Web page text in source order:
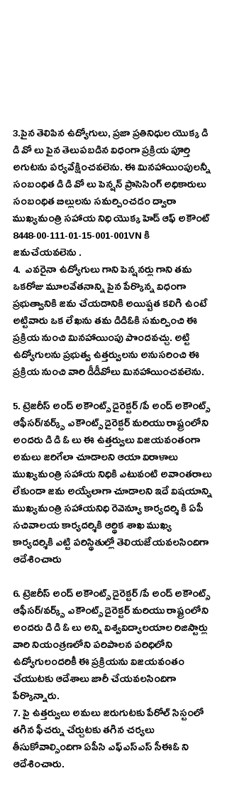
3.పైన తెలిపిన ఉద్యోగులు, ప్రజా ప్రతినిధుల యొక్క డి
డి వో లు పైన తెలుపబడిన విధంగా ప్రక్రియ పూర్తి
అగుటను పర్యవేక్షించవలెను. ఈ మినహాయింపులన్నీ
సంబంధిత డి డి వో లు పెన్షన్ ప్రాసెసింగ్ అధికారులు
సంబంధిత బిల్లులను సమర్పించడం ద్వారా
ముఖ్యమంత్రి సహాయ నిధి యొక్క హెడ్ ఆఫ్ అకౌంట్
8448-00-111-01-15-001-001VN కి
జమచేయవలెను .
4.  ఎవరైనా ఉద్యోగులు గాని పెన్షనర్లు గాని తమ
ఒకరోజు మూలవేతనాన్ని పైన పేర్కొన్న విధంగా
ప్రభుత్వానికి జమ చేయడానికి అయిష్టత కలిగి ఉంటే
అట్టివారు ఒక లేఖను తమ డిడిఓకి సమర్పించి ఈ
ప్రక్రియ నుంచి మినహాయింపు పొందవచ్చు. అట్టి
ఉద్యోగులను ప్రభుత్వ ఉత్తర్వులను అనుసరించి ఈ
ప్రక్రియ నుంచి వారి డీడీవోలు మినహాయించవలెను.
5. ట్రెజరీస్ అండ్ అకౌంట్స్ డైరెక్టర్ /పే అండ్ అకౌంట్స్
ఆఫీసర్/వర్క్స్ ఎకౌంట్స్ డైరెక్టర్ మరియు రాష్ట్రంలోని
అందరు డి డి ఓ లు ఈ ఉత్తర్వులు విజయవంతంగా
అమలు జరిగేలా చూడాలని ఆయా విరాళాలు
ముఖ్యమంత్రి సహాయ నిధికి ఎటువంటి అవాంతరాలు
లేకుండా జమ అయ్యేలాగా చూడాలని ఇదే విషయాన్ని
ముఖ్యమంత్రి సహాయనిధి రెవెన్యూ కార్యదర్శి కి ఏపీ
సచివాలయ కార్యదర్శికి ఆర్థిక శాఖ ముఖ్య
కార్యదర్శికి ఎట్టి పరిస్థితుల్లో తెలియజేయవలసిందిగా
ఆదేశించారు
6. ట్రెజరీస్ అండ్ అకౌంట్స్ డైరెక్టర్ /పే అండ్ అకౌంట్స్
ఆఫీసర్/వర్క్స్ ఎకౌంట్స్ డైరెక్టర్ మరియు రాష్ట్రంలోని
అందరు డి డి ఓ లు అన్ని విశ్వవిద్యాలయాల రిజిస్టార్లు
వారి నియంత్రణలోని పరిపాలన పరిధిలోని
ఉద్యోగులందరికీ ఈ ప్రక్రియను విజయవంతం
చేయుటకు ఆదేశాలు జారీ చేయవలసిందిగా
పేర్కొన్నారు.
7. పై ఉత్తర్వులు అమలు జరుగుటకు పేరోల్ సిస్టంలో
తగిన ఫీచర్ను చేర్చుటకు తగిన చర్యలు
తీసుకోవాల్సిందిగా ఏపీసి ఎఫ్ఎస్ఎస్ సీఈఓ ని
ఆదేశించారు.